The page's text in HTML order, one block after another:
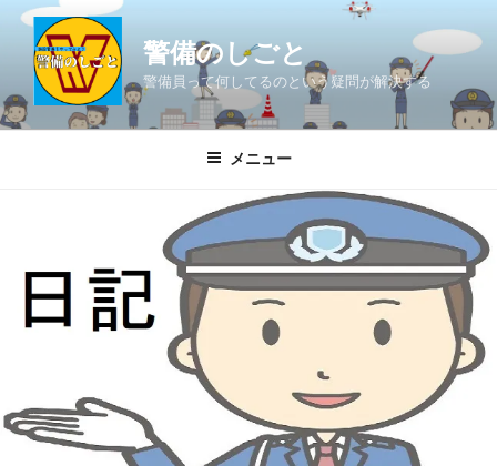
ン
ツ
警備のしごと
警備員って何してるのという疑問が解決する
メニュー